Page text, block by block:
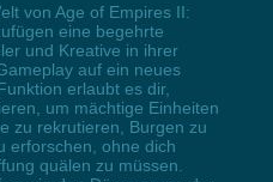
von Age of Empires II:
eine begehrte
und Kreative in ihrer
auf ein neues
erlaubt es dir,
um mächtige Einheiten
zu rekrutieren, Burgen zu
erforschen, ohne dich
quälen zu müssen.